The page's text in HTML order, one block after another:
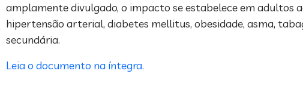
amplamente divulgado, o impacto se estabelece em adultos
hipertensão arterial, diabetes mellitus, obesidade, asma,
secundária.
Leia o documento na íntegra.